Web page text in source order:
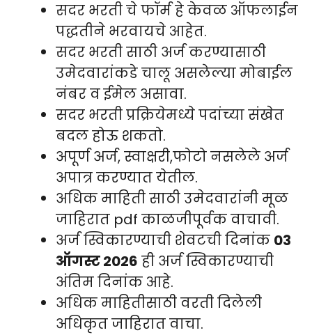
सदर भरती चे फॉर्म हे केवळ ऑफलाईन
पद्धतीने भरवायचे आहेत.
सदर भरती साठी अर्ज करण्यासाठी
उमेदवारांकडे चालू असलेल्या मोबाईल
नंबर व ईमेल असावा.
सदर भरती प्रक्रियेमध्ये पदांच्या संखेत
बदल होऊ शकतो.
अपूर्ण अर्ज, स्वाक्षरी,फोटो नसलेले अर्ज
अपात्र करण्यात येतील.
अधिक माहिती साठी उमेदवारांनी मूळ
जाहिरात pdf काळजीपूर्वक वाचावी.
अर्ज स्विकारण्याची शेवटची दिनांक 03
ऑगस्ट 2026 ही अर्ज स्विकारण्याची
अंतिम दिनांक आहे.
अधिक माहितीसाठी वरती दिलेली
अधिकृत जाहिरात वाचा.